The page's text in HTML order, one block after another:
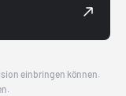
einbringen können.